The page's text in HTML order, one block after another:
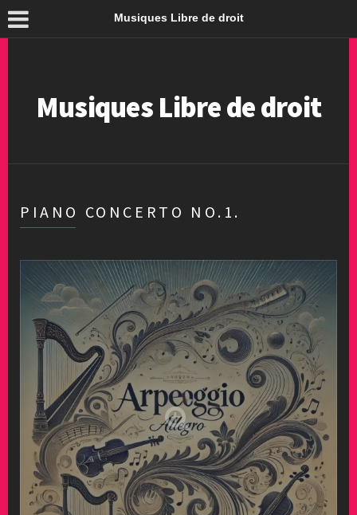
Musiques Libre de droit
Musiques Libre de droit
PIANO CONCERTO NO.1.